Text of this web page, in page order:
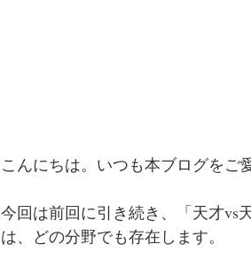
こんにちは。いつも本ブログをご
今回は前回に引き続き、「天才vs
は、どの分野でも存在します。